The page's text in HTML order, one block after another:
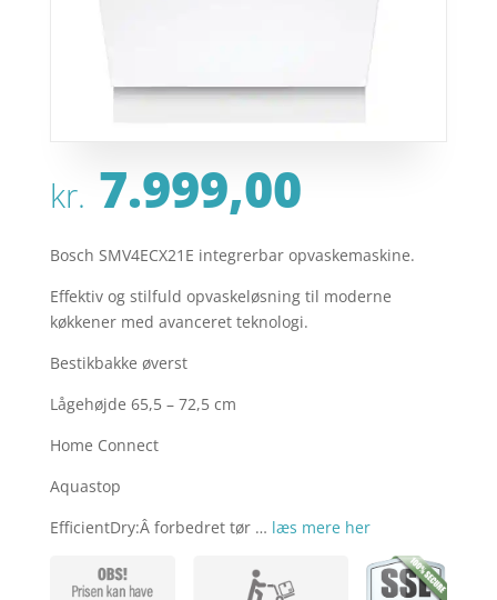
kr. 7.999,00
Bosch SMV4ECX21E integrerbar opvaskemaskine.
Effektiv og stilfuld opvaskeløsning til moderne
køkkener med avanceret teknologi.
Bestikbakke øverst
Lågehøjde 65,5 – 72,5 cm
Home Connect
Aquastop
EfficientDry:Â forbedret tør … læs mere her